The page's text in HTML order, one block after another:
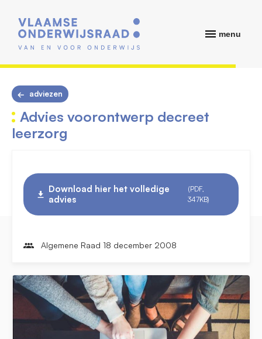
menu
adviezen
Advies voorontwerp decreet
leerzorg
Download hier het volledige
advies
(PDF,
347KB)
Algemene Raad 18 december 2008